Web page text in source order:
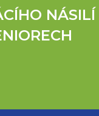
NÁSILÍ